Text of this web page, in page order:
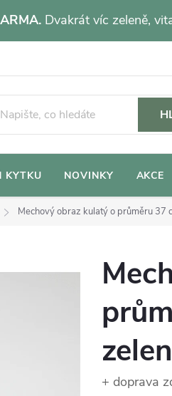
Dvakrát víc zeleně,
KYTKU NOVINKY AKCE
Mechový obraz kulatý o průměru 37
+ doprava